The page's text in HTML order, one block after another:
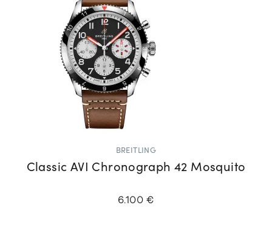
BREITLING
Classic AVI Chronograph 42 Mosquito
6.100 €